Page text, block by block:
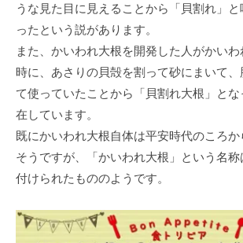
うな見た目に見えることから「貝割れ」
ったという説があります。
また、かいわれ大根を開発した人がかい
時に、あさりの貝殻を割って砂にまいて、
て使っていたことから「貝割れ大根」と
在しています。
既にかいわれ大根自体は平安時代のころ
そうですが、「かいわれ大根」という名
付けられたもののようです。